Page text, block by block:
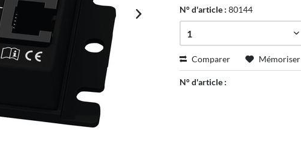
N° d'article :80144
Comparer Mémoriser
N° d'article :